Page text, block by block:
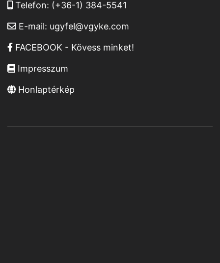
Telefon: (+36-1) 384-5541
E-mail: ugyfel@vgyke.com
FACEBOOK - Kövess minket!
Impresszum
Honlaptérkép